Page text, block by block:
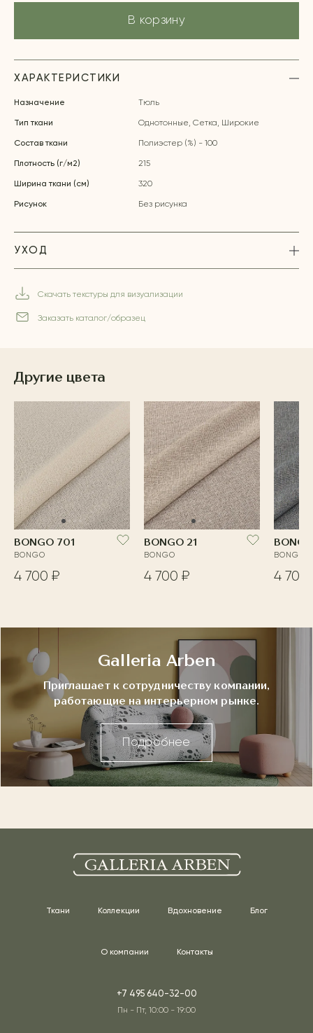
В корзину
ХАРАКТЕРИСТИКИ
Назначение Тюль
Тип ткани Однотонные, Сетка, Широкие
Состав ткани Полиэстер (%) - 100
Плотность (г/м2) 215
Ширина ткани (см) 320
Рисунок Без рисунка
УХОД
Скачать текстуры для визуализации
Заказать каталог/образец
Другие цвета
BONGO 701
BONGO
4 700 ₽
BONGO 21
BONGO
4 700 ₽
BONGO
4 700
Galleria Arben
Приглашает к сотрудничеству компании,
работающие на интерьерном рынке.
Подробнее
Ткани Коллекции Вдохновение Блог
О компании Контакты
+7 495 640-32-00
Пн - Пт, 10:00 - 19:00